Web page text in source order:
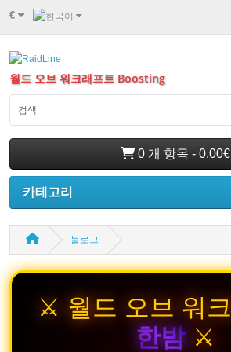
€
월드 오브 워크래프트 Boosting
0 개 항목 - 0.00€
카테고리
블로그
⚔️ 월드 오브 워
한밤 ⚔️